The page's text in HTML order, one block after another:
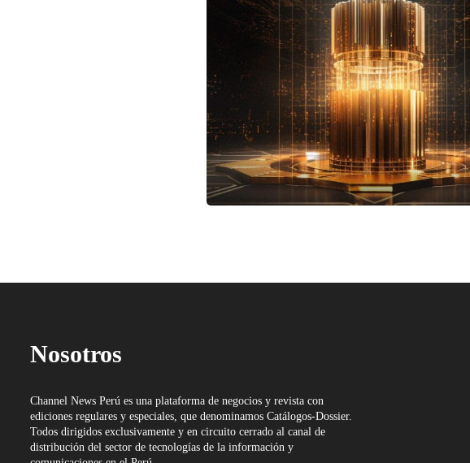
Nosotros
Channel News Perú es una plataforma de negocios y revista con
ediciones regulares y especiales, que denominamos Catálogos-Dossier.
Todos dirigidos exclusivamente y en circuito cerrado al canal de
distribución del sector de tecnologías de la información y